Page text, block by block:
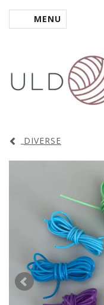
SKIFTE NAVIGATION
MENU
DIVERSE